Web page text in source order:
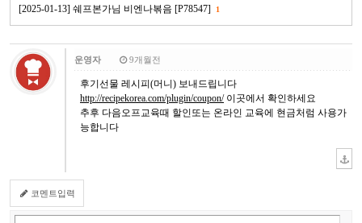
[2025-01-13] 쉐프본가님 비엔나볶음 [P78547] 1
운영자 9개월전
후기선물 레시피(머니) 보내드립니다
http://recipekorea.com/plugin/coupon/이곳에서 확인하세요
추후 다음오프교육때 할인또는 온라인 교육에 현금처럼 사용가
능합니다
코멘트입력